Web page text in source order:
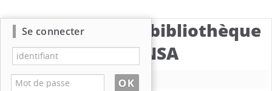
Catalogue de la bibliothèque
du CBNSA
Nouvelle recherche
Se connecter